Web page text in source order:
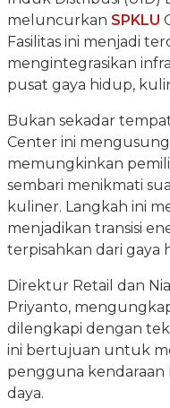
meluncurkan SPKLU
Fasilitas ini menjadi
mengintegrasikan
pusat gaya hidup,
Bukan sekadar
Center ini
memungkinkan
sembari menikmati
kuliner. Langkah ini
menjadikan transisi
terpisahkan dari gaya
Direktur Retail dan
Priyanto,
dilengkapi dengan
ini bertujuan untuk
pengguna kendaraan
daya.